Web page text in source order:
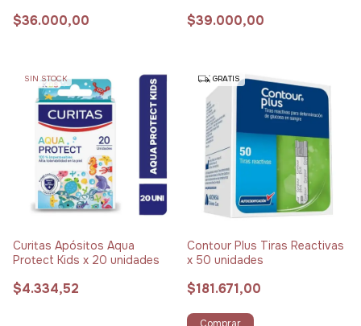
$36.000,00 $39.000,00
SIN STOCK
Curitas Apósitos Aqua
Protect Kids x 20 unidades
$4.334,52
GRATIS
Contour Plus Tiras Reactivas
x 50 unidades
$181.671,00